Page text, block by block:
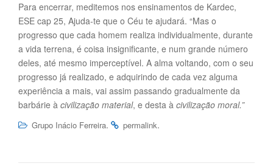
Para encerrar, meditemos nos ensinamentos de Kardec,
ESE cap 25, Ajuda-te que o Céu te ajudará. “Mas o
progresso que cada homem realiza individualmente, durante
a vida terrena, é coisa insignificante, e num grande número
deles, até mesmo imperceptível. A alma voltando, com o seu
progresso já realizado, e adquirindo de cada vez alguma
experiência a mais, vai assim passando gradualmente da
barbárie à civilização material, e desta à civilização moral.”
Grupo Inácio Ferreira. permalink.